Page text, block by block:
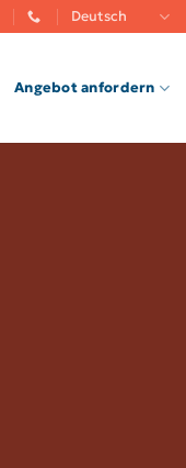
Deutsch
Angebot anfordern